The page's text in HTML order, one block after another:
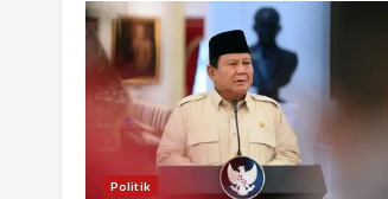
n
u
e
R Politik